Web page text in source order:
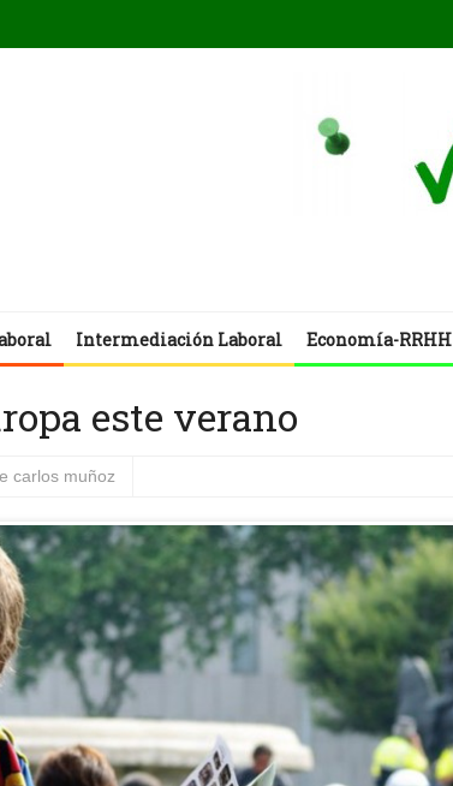
Intermediación Laboral Economía-RRHH
este verano
carlos muñoz